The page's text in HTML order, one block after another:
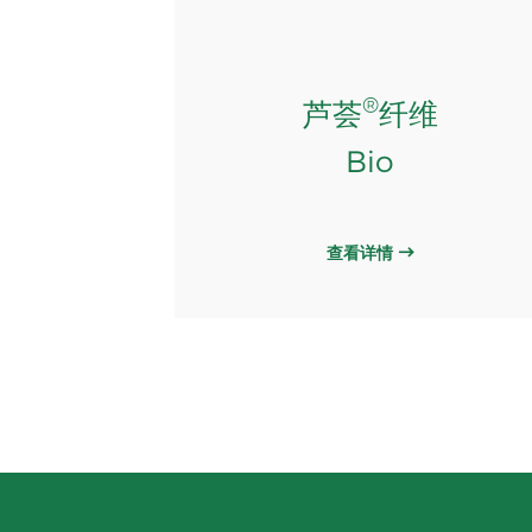
芦荟®纤维
Bio
查看详情